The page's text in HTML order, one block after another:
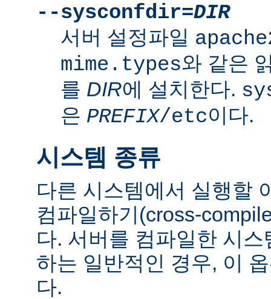
--sysconfdir=DIR
서버 설정파일
mime.types와 같은
를 DIR에 설치한다.
은 PREFIX/etc이다.
시스템 종류
다른 시스템에서 실행할
컴파일하기(cross-
다. 서버를 컴파일한 시
하는 일반적인 경우, 이
다.